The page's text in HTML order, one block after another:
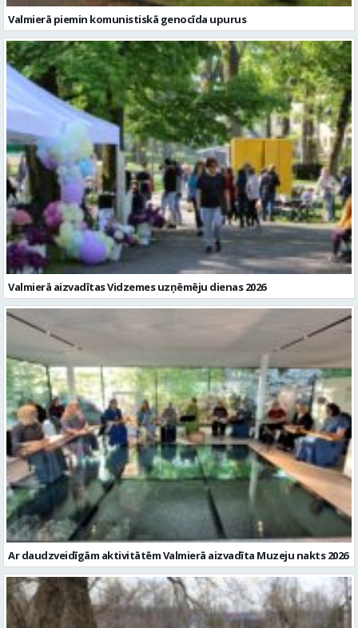
Valmierā piemin komunistiskā genocīda upurus
Valmierā aizvadītas Vidzemes uzņēmēju dienas 2026
Ar daudzveidīgām aktivitātēm Valmierā aizvadīta Muzeju nakts 2026